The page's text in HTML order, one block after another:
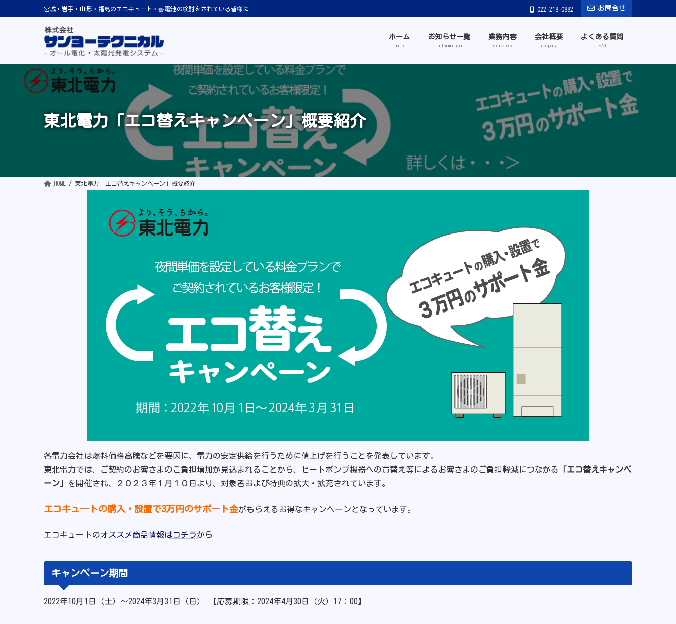
テ
ゲ
宮城・岩手・山形・福島のエコキュート・蓄電池の検討をされている皆様に 022-218-0882 お問合せ
ホーム
home
お知らせ一覧
information
業務内容
service
会社概要
company
よくある質問
FAQ
東北電力「エコ替えキャンペーン」概要紹介
HOME 東北電力「エコ替えキャンペーン」概要紹介
各電力会社は燃料価格高騰などを要因に、電力の安定供給を行うために値上げを行うことを発表しています。
東北電力では、ご契約のお客さまのご負担増加が見込まれることから、ヒートポンプ機器への買替え等によるお客さまのご負担軽減につながる
「エコ替えキャンペ
ーン」 を開催され、２０２３年１月１０日より、対象者および特典の拡大・拡充されています。
エコキュートの購入・設置で3万円のサポート金がもらえるお得なキャンペーンとなっています。
エコキュートのオススメ商品情報はコチラから
キャンペーン期間
2022年10月1日（土）～2024年3月31日（日） 【応募期限：2024年4月30日（火）17：00】